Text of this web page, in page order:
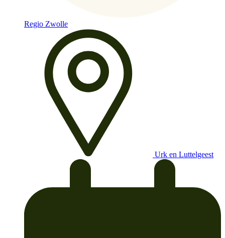
Regio Zwolle
Urk en Luttelgeest